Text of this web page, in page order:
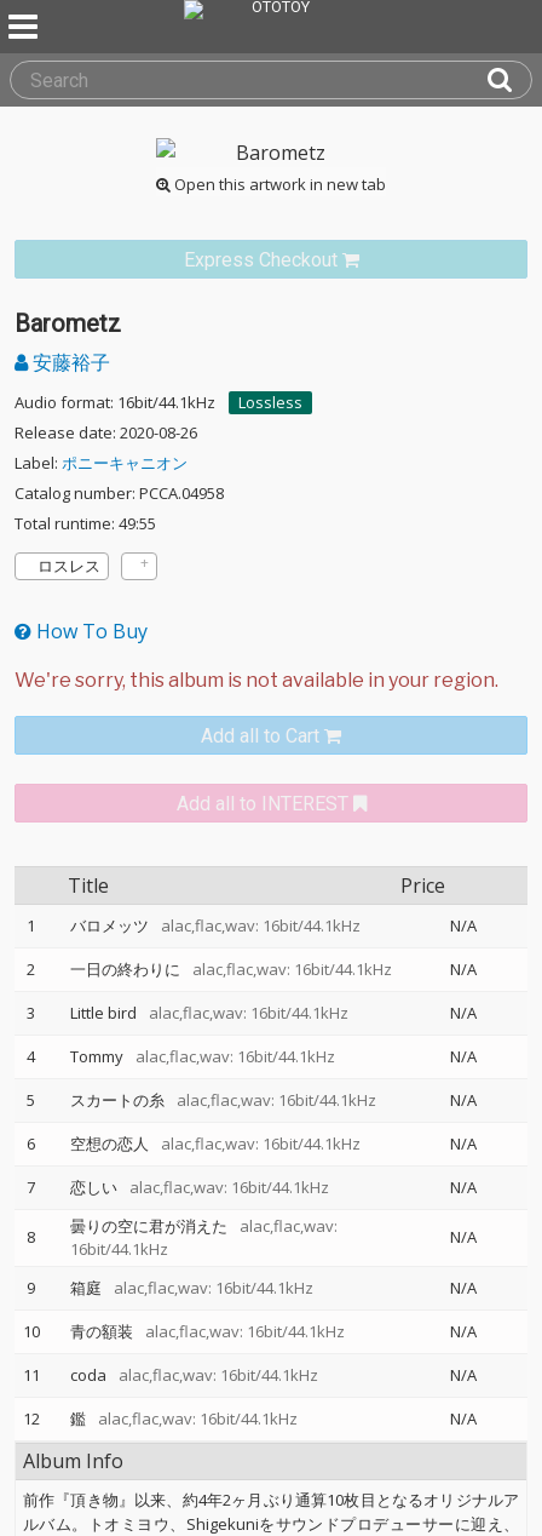
Open this artwork in new tab
Express Checkout
Barometz
安藤裕子
Audio format: 16bit/44.1kHz
Lossless
Release date: 2020-08-26
Label: ポニーキャニオン
Catalog number: PCCA.04958
Total runtime: 49:55
ロスレス
How To Buy
Add all to Cart
Add all to INTEREST
Title Price
1 バロメッツ alac,flac,wav: 16bit/44.1kHz
N/A
2
一日の終わりに alac,flac,wav: 16bit/44.1kHz
N/A
3
Little bird alac,flac,wav: 16bit/44.1kHz
N/A
4
Tommy alac,flac,wav: 16bit/44.1kHz
N/A
5
スカートの糸 alac,flac,wav: 16bit/44.1kHz
N/A
6
空想の恋人 alac,flac,wav: 16bit/44.1kHz
N/A
7
恋しい alac,flac,wav: 16bit/44.1kHz N/A
8 曇りの空に君が消えた
alac,flac,wav:
16bit/44.1kHz
N/A
9 箱庭 alac,flac,wav: 16bit/44.1kHz
N/A
10
青の額装 alac,flac,wav: 16bit/44.1kHz
N/A
11
coda alac,flac,wav: 16bit/44.1kHz
N/A
12
鑑 alac,flac,wav: 16bit/44.1kHz N/A
Album Info
前作『頂き物』以来、約4年2ヶ月ぶり通算10枚目となるオリジナルア
ルバム。トオミヨウ、Shigekuniをサウンドプロデューサーに迎え、